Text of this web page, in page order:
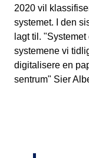
2020 vil
systemet. I den
lagt til.
systemene vi
digitalisere en
sentrum" Sier